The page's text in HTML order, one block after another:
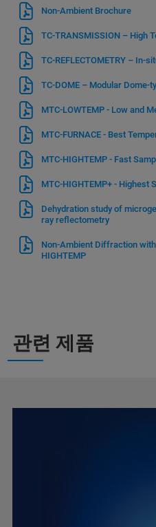
Non-Ambient Brochure
TC-TRANSMISSION – High
TC-REFLECTOMETRY – In-
TC-DOME – Modular Dome-
MTC-LOWTEMP - Low and
MTC-FURNACE - Best
MTC-HIGHTEMP - Fast
MTC-HIGHTEMP+ - Highest
Dehydration study of
ray reflectometry
Non-Ambient Diffraction with
HIGHTEMP
관련 제품